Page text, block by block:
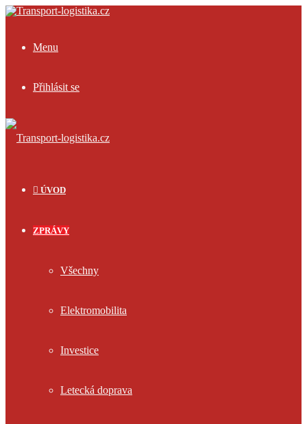
Menu
Přihlásit se
ÚVOD
ZPRÁVY
Všechny
Elektromobilita
Investice
Letecká doprava